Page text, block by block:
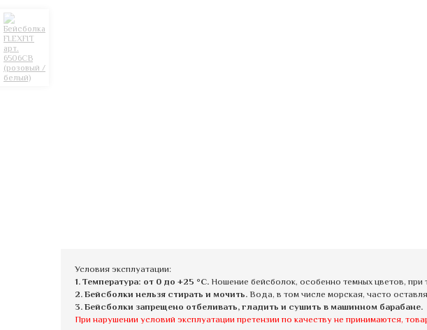
Условия эксплуатации:
1. Температура: от 0 до +25 °C. Ношение бейсболок, особенно темных цветов,
2. Бейсболки нельзя стирать и мочить. Вода, в том числе морская, часто
3. Бейсболки запрещено отбеливать, гладить и сушить в машинном барабане.
При нарушении условий эксплуатации претензии по качеству не принимаются,